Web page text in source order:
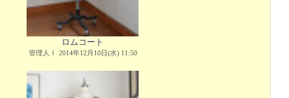
ロムコート
管理人Ｉ 2014年12月10日(水) 11:50